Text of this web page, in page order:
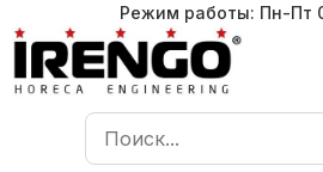
Режим работы: Пн-Пт